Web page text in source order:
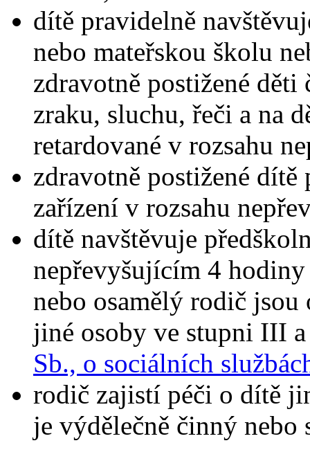
dítě pravidelně
nebo mateřskou školu
zdravotně postižené děti
zraku, sluchu, řeči a na
retardované v rozsahu
zdravotně postižené
zařízení v rozsahu
dítě navštěvuje
nepřevyšujícím 4
nebo osamělý rodič
jiné osoby ve stupni III
Sb., o sociálních
rodič zajistí péči o dítě
je výdělečně činný nebo